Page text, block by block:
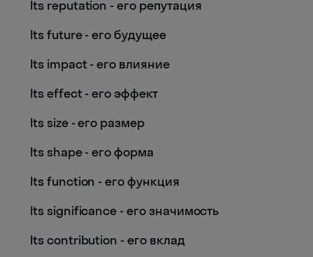
Its reputation - его репутация
Its future - его будущее
Its impact - его влияние
Its effect - его эффект
Its size - его размер
Its shape - его форма
Its function - его функция
Its significance - его значимость
Its contribution - его вклад